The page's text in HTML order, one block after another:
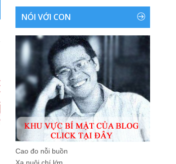
NÓI VỚI CON
Cao đo nỗi buồn
Xa nuôi chí lớn